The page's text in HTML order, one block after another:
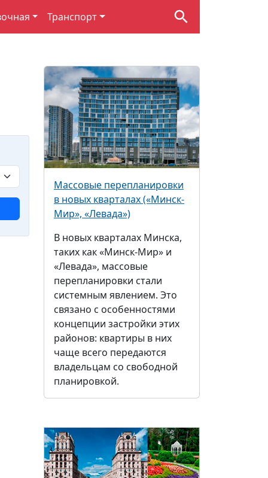
Транспорт
Массовые перепланировки
в новых кварталах («Минск-
Мир», «Левада»)
В новых кварталах Минска,
таких как «Минск-Мир» и
«Левада», массовые
перепланировки стали
системным явлением. Это
связано с особенностями
концепции застройки этих
районов: квартиры в них
чаще всего передаются
владельцам со свободной
планировкой.